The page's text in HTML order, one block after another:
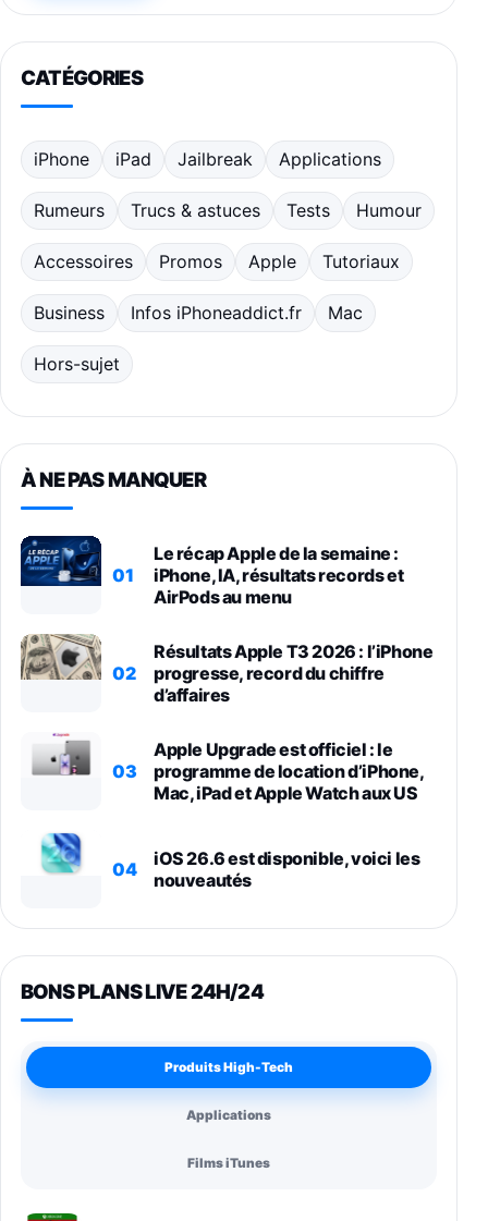
CATÉGORIES
iPhone iPad Jailbreak Applications
Rumeurs Trucs & astuces Tests Humour
Accessoires Promos Apple Tutoriaux
Business Infos iPhoneaddict.fr Mac
Hors-sujet
À NE PAS MANQUER
01
Le récap Apple de la semaine :
iPhone, IA, résultats records et
AirPods au menu
02
Résultats Apple T3 2026 : l’iPhone
progresse, record du chiffre
d’affaires
03
Apple Upgrade est officiel : le
programme de location d’iPhone,
Mac, iPad et Apple Watch aux US
04
iOS 26.6 est disponible, voici les
nouveautés
BONS PLANS LIVE 24H/24
Produits High-Tech
Applications
Films iTunes